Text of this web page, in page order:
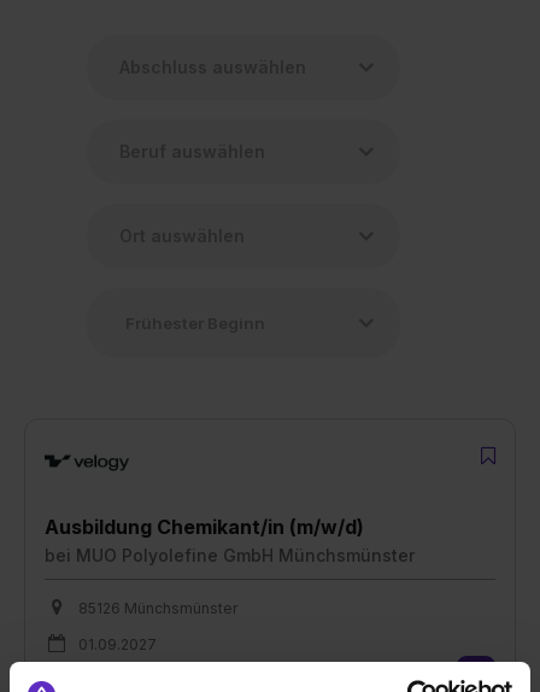
Ausbildung Chemikant/in (m/w/d)
bei MUO Polyolefine GmbH Münchsmünster
85126 Münchsmünster
01.09.2027